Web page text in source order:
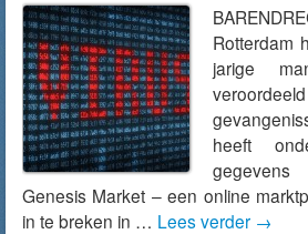
Rotterdam
jarige
heeft
Genesis Market – een online
in te breken in … Lees verder →